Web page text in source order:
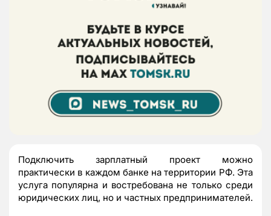
Подключить зарплатный проект можно
практически в каждом банке на территории РФ. Эта
услуга популярна и востребована не только среди
юридических лиц, но и частных предпринимателей.